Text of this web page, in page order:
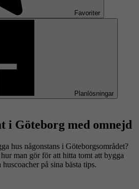
Favoriter
Planlösningar
i Göteborg med omnejd
hus någonstans i Göteborgsområdet?
man gör för att hitta tomt att bygga
på sina bästa tips.